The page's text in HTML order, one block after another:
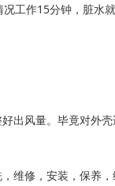
工作15分钟，脏水就
出风量。毕竟对外
维修，安装，保